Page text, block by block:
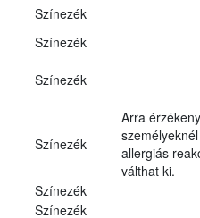
Színezék
Színezék
Színezék
Színezék
Arra érzékeny
személyeknél
allergiás
válthat ki.
Színezék
Színezék